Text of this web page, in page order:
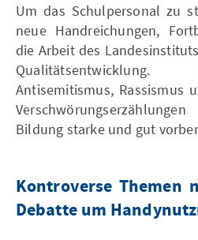
Um das Schulpersonal zu
neue Handreichungen,
die Arbeit des
Antisemitismus, Rassismus
Bildung starke und gut
Kontroverse Themen
Debatte um